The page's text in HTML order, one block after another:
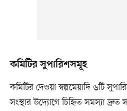
কমিটির সুপারিশসমূহ
কমিটির দেওয়া স্বল্পমেয়াদি ৬টি
সংস্থার উদ্যোগে চিহ্নিত সমস্যা